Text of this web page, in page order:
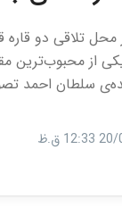
محل تلاقی دو
از محبوب‌ترین
سلطان احمد
ق.ظ